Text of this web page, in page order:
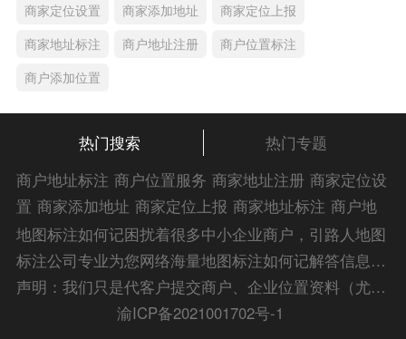
商家定位设置
商家添加地址
商家定位上报
商家地址标注
商户地址注册
商户位置标注
商户添加位置
热门搜索
热门专题
商户地址标注 商户位置服务 商家地址注册 商家定位设
置 商家添加地址 商家定位上报 商家地址标注 商户地
址注册 商户位置标注 商户添加位置 商家位置服务 商
家添加位置 商户位置入驻 位置添加店名 商家位置注
册 商户位置标注服务 公司添加位置 商家添加微信定
添加门店微信 商家定位服务 商家定位信息
地图标注如何记困扰着很多中小企业商户，引路人地图
标注公司专业为您网络海量地图标注如何记解答信息，
为您的企业地图标注宣传保驾护航！
声明：我们只是代客户提交商户、企业位置资料（尤其是不会操作觉得繁琐的客户），不是地图标注平台方。所提供服务为商业有偿帮助咨询人工服务费，全程都是人工提交资料，自身并不能对第三方网站的原始内容进行编辑，请知悉。Copyright 2014-2023 zlrmaps.com
渝ICP备2021001702号-1